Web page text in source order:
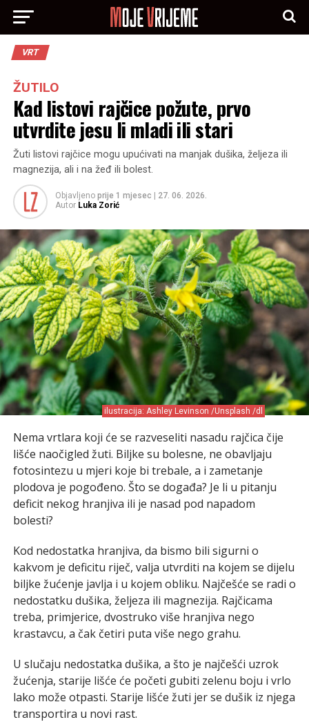
VRT
ŽUTILO
Kad listovi rajčice požute, prvo
utvrdite jesu li mladi ili stari
Žuti listovi rajčice mogu upućivati na manjak dušika, željeza ili
magnezija, ali i na žeđ ili bolest.
Objavljeno prije 1 mjesec
27. 06. 2026.
Autor Luka Zorić
ilustracija: Ashley Levinson /Unsplash /dl
Nema vrtlara koji će se razveseliti nasadu rajčica čije
lišće naočigled žuti. Biljke su bolesne, ne obavljaju
fotosintezu u mjeri koje bi trebale, a i zametanje
plodova je pogođeno. Što se događa? Je li u pitanju
deficit nekog hranjiva ili je nasad pod napadom
bolesti?
Kod nedostatka hranjiva, da bismo bili sigurni o
kakvom je deficitu riječ, valja utvrditi na kojem se dijelu
biljke žućenje javlja i u kojem obliku. Najčešće se radi o
nedostatku dušika, željeza ili magnezija. Rajčicama
treba, primjerice, dvostruko više hranjiva nego
krastavcu, a čak četiri puta više nego grahu.
U slučaju nedostatka dušika, a što je najčešći uzrok
žućenja, starije lišće će početi gubiti zelenu boju i vrlo
lako može otpasti. Starije lišće žuti jer se dušik iz njega
transportira u novi rast.